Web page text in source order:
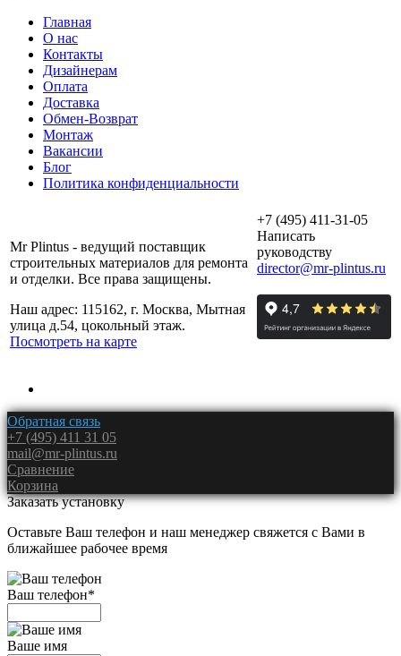
Главная
О нас
Контакты
Дизайнерам
Оплата
Доставка
Обмен-Возврат
Монтаж
Вакансии
Блог
Политика конфиденциальности
Mr Plintus - ведущий поставщик
строительных материалов для ремонта
и отделки. Все права защищены.
Наш адрес: 115162, г. Москва, Мытная
улица д.54, цокольный этаж.
Посмотреть на карте
+7 (495) 411-31-05
Написать
руководству
director@mr-plintus.ru
Обратная связь
+7 (495) 411 31 05
mail@mr-plintus.ru
Сравнение
Корзина
Заказать установку
Оставьте Ваш телефон и наш менеджер свяжется с Вами в
ближайшее рабочее время
Ваш телефон*
Ваше имя